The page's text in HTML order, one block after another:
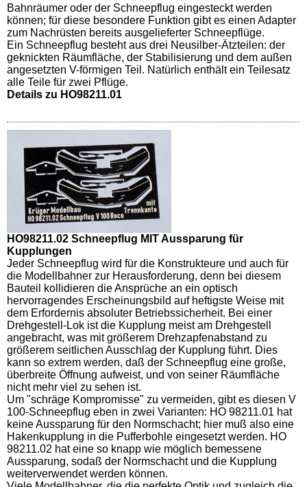
Bahnräumer oder der Schneepflug eingesteckt werden
können; für diese besondere Funktion gibt es einen Adapter
zum Nachrüsten bereits ausgelieferter Schneepflüge.
Ein Schneepflug besteht aus drei Neusilber-Ätzteilen: der
geknickten Räumfläche, der Stabilisierung und dem außen
angesetzten V-förmigen Teil. Natürlich enthält ein Teilesatz
alle Teile für zwei Pflüge.
Details zu HO98211.01
HO98211.02 Schneepflug MIT Aussparung für
Kupplungen
Jeder Schneepflug wird für die Konstrukteure und auch für
die Modellbahner zur Herausforderung, denn bei diesem
Bauteil kollidieren die Ansprüche an ein optisch
hervorragendes Erscheinungsbild auf heftigste Weise mit
dem Erfordernis absoluter Betriebssicherheit. Bei einer
Drehgestell-Lok ist die Kupplung meist am Drehgestell
angebracht, was mit größerem Drehzapfenabstand zu
größerem seitlichen Ausschlag der Kupplung führt. Dies
kann so extrem werden, daß der Schneepflug eine große,
überbreite Öffnung aufweist, und von seiner Räumfläche
nicht mehr viel zu sehen ist.
Um "schräge Kompromisse" zu vermeiden, gibt es diesen V
100-Schneepflug eben in zwei Varianten: HO 98211.01 hat
keine Aussparung für den Normschacht; hier muß also eine
Hakenkupplung in die Pufferbohle eingesetzt werden. HO
98211.02 hat eine so knapp wie möglich bemessene
Aussparung, sodaß der Normschacht und die Kupplung
weiterverwendet werden können.